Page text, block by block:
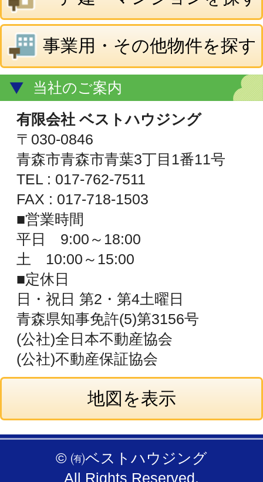
平日 9:00～18:00
土 10:00～15:00
■定休日
日・祝日 第2・第4土曜日
青森県知事免許(5)第3156号
(公社)全日本不動産協会
(公社)不動産保証協会
地図を表示
© ㈲ベストハウジング
All Rights Reserved.